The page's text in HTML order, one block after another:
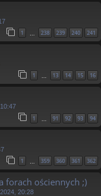
1 … 238 239 240 241
1 … 13 14 15 16
1 91 92 93 94
1 359 360 361 362
forach ościennych ;)
20:28